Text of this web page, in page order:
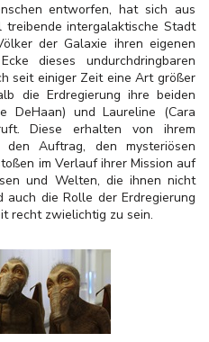
entworfen, hat sich aus
treibende intergalaktische Stadt
der Galaxie ihren eigenen
dieses undurchdringbaren
seit einiger Zeit eine Art größer
die Erdregierung ihre beiden
DeHaan) und Laureline (Cara
Diese erhalten von ihrem
den Auftrag, den mysteriösen
im Verlauf ihrer Mission auf
und Welten, die ihnen nicht
auch die Rolle der Erdregierung
recht zwielichtig zu sein.